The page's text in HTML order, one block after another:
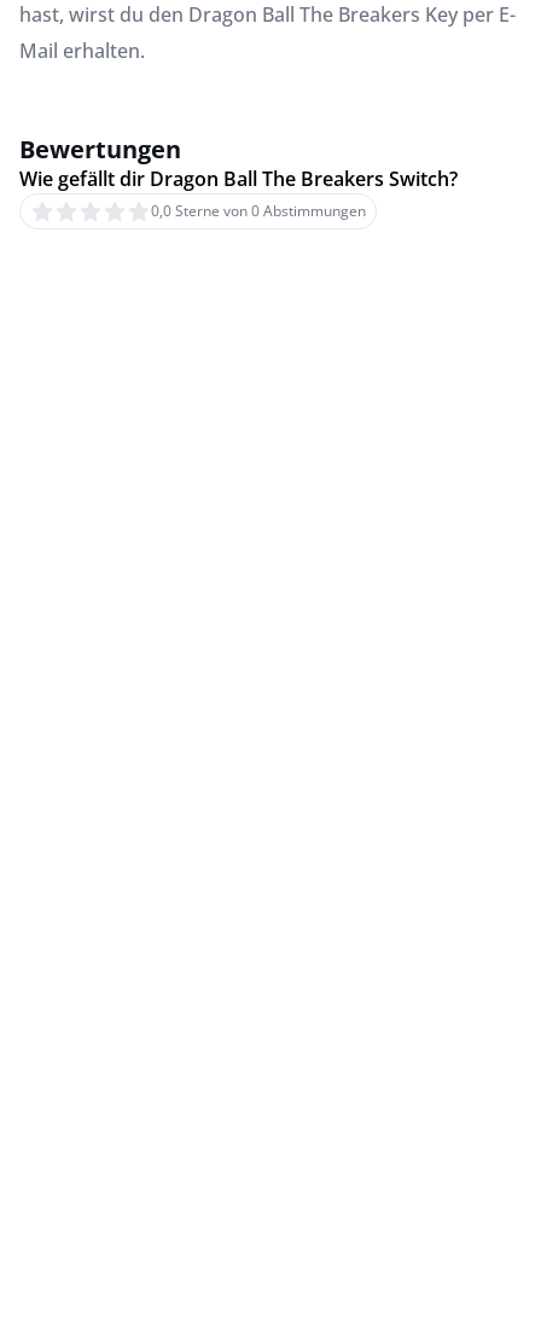
hast, wirst du den Dragon Ball The Breakers Key per E-
Mail erhalten.
Bewertungen
Wie gefällt dir Dragon Ball The Breakers Switch?
0,0 Sterne von 0 Abstimmungen